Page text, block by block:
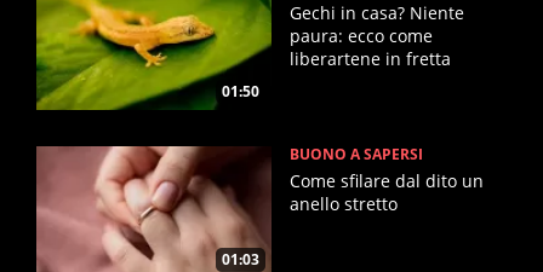
01:50
Gechi in casa? Niente
paura: ecco come
liberartene in fretta
01:03
BUONO A SAPERSI
Come sfilare dal dito un
anello stretto